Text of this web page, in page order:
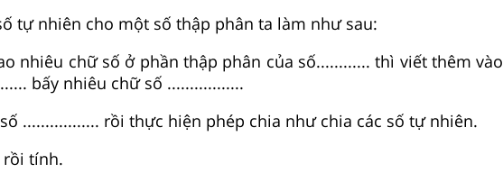
tự nhiên cho một số thập phân ta làm như sau:
nhiêu chữ số ở phần thập phân của số............ thì viết thêm vào
bấy nhiêu chữ số .................
................. rồi thực hiện phép chia như chia các số tự nhiên.
tính.